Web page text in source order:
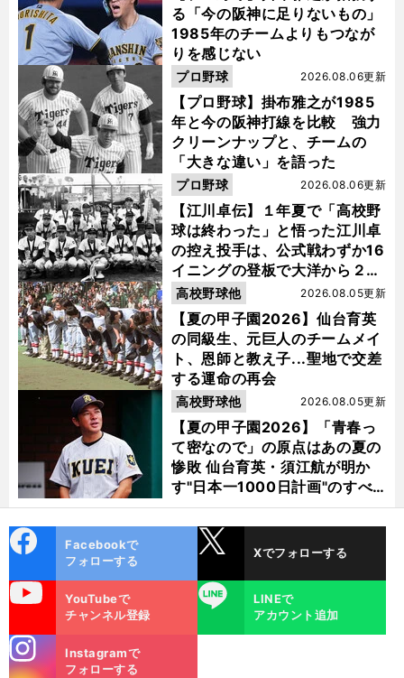
る「今の阪神に足りないもの」
1985年のチームよりもつなが
りを感じない
【プロ野球】掛布雅之が1985
年と今の阪神打線を比較 強力
クリーンナップと、チームの
「大きな違い」を語った
2026.08.06更新
プロ野球
【江川卓伝】１年夏で「高校野
球は終わった」と悟った江川卓
の控え投手は、公式戦わずか16
イニングの登板で大洋から２位
指名を受けた
2026.08.06更新
プロ野球
【夏の甲子園2026】仙台育英
の同級生、元巨人のチームメイ
ト、恩師と教え子...聖地で交差
する運命の再会
2026.08.05更新
高校野球他
【夏の甲子園2026】「青春っ
て密なので」の原点はあの夏の
惨敗 仙台育英・須江航が明か
す"日本一1000日計画"のすべ
て
2026.08.05更新
高校野球他
ok
Facebookで
フォローする
Xでフォローする
YouTubeで
チャンネル登録
LINE
LINEで
アカウント追加
m
Instagramで
フォローする